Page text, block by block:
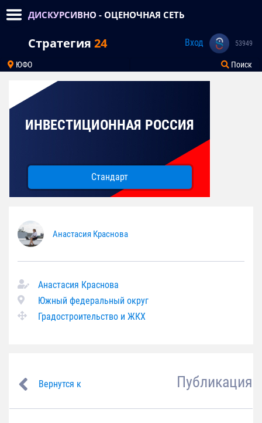
ДИСКУРСИВНО - ОЦЕНОЧНАЯ СЕТЬ
Стратегия 24 Вход 53949
ЮФО Поиск
ИНВЕСТИЦИОННАЯ РОССИЯ
Стандарт
Анастасия Краснова
Анастасия Краснова
Южный федеральный округ
Градостроительство и ЖКХ
Вернутся к Публикация